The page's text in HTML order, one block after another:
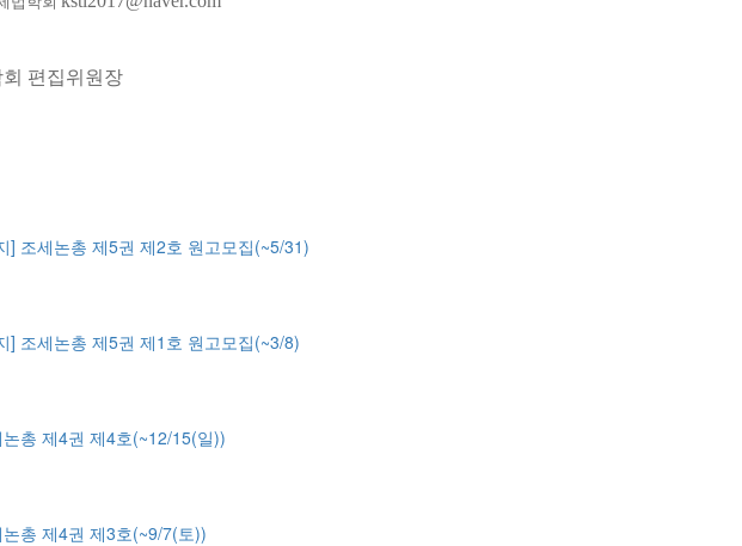
편집위원장
] 조세논총 제5권 제2호 원고모집(~5/31)
] 조세논총 제5권 제1호 원고모집(~3/8)
총 제4권 제4호(~12/15(일))
총 제4권 제3호(~9/7(토))